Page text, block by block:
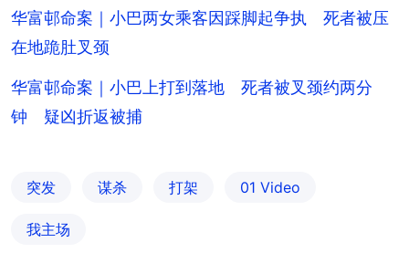
华富邨命案｜小巴两女乘客因踩脚起争执 死者被压
在地跪肚叉颈
华富邨命案｜小巴上打到落地 死者被叉颈约两分
钟 疑凶折返被捕
突发 谋杀 打架 01 Video
我主场